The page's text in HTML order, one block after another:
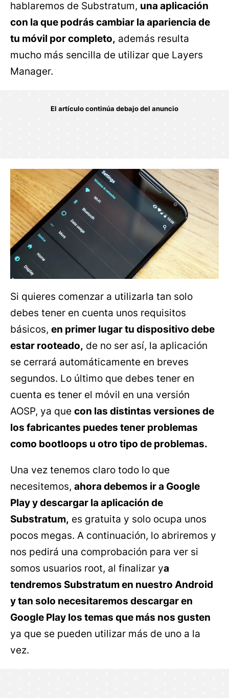
hablaremos de Substratum, una aplicación
con la que podrás cambiar la apariencia de
tu móvil por completo, además resulta
mucho más sencilla de utilizar que Layers
Manager.
Si quieres comenzar a utilizarla tan solo
debes tener en cuenta unos requisitos
básicos, en primer lugar tu dispositivo debe
estar rooteado, de no ser así, la aplicación
se cerrará automáticamente en breves
segundos. Lo último que debes tener en
cuenta es tener el móvil en una versión
AOSP, ya que con las distintas versiones de
los fabricantes puedes tener problemas
como bootloops u otro tipo de problemas.
Una vez tenemos claro todo lo que
necesitemos, ahora debemos ir a Google
Play y descargar la aplicación de
Substratum, es gratuita y solo ocupa unos
pocos megas. A continuación, lo abriremos y
nos pedirá una comprobación para ver si
somos usuarios root, al finalizar ya
tendremos Substratum en nuestro Android
y tan solo necesitaremos descargar en
Google Play los temas que más nos gusten
ya que se pueden utilizar más de uno a la
vez.